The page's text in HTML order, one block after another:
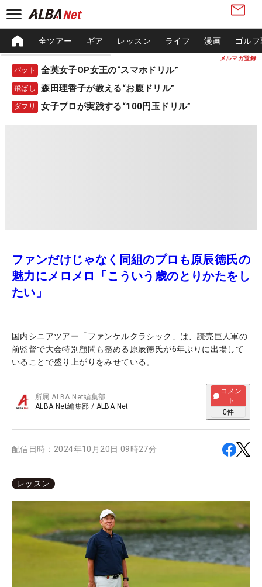
メルマガ登録
全ツアー ギア レッスン ライフ 漫画 ゴル
パット 全英女子OP女王の“スマホドリル”
飛ばし 森田理香子が教える“お腹ドリル”
ダフリ 女子プロが実践する“100円玉ドリル”
ファンだけじゃなく同組のプロも原辰徳氏の
魅力にメロメロ「こういう歳のとりかたをし
たい」
国内シニアツアー「ファンケルクラシック」は、読売巨人軍の
前監督で大会特別顧問も務める原辰徳氏が6年ぶりに出場して
いることで盛り上がりをみせている。
所属ALBA Net編集部
ALBA Net編集部 / ALBA Net
コメン
ト
0件
配信日時： 2024年10月20日 09時27分
レッスン